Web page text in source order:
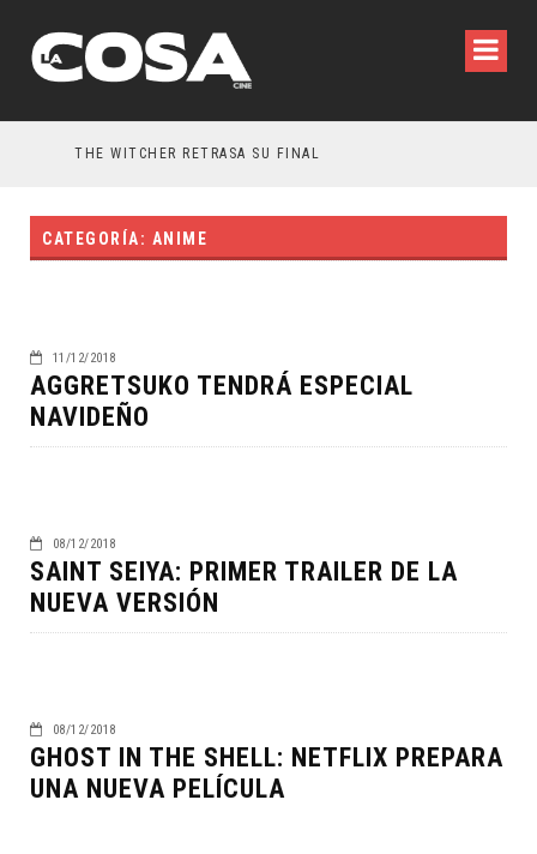
THE WITCHER RETRASA SU FINAL
CATEGORÍA: ANIME
11/12/2018
AGGRETSUKO TENDRÁ ESPECIAL
NAVIDEÑO
08/12/2018
SAINT SEIYA: PRIMER TRAILER DE LA
NUEVA VERSIÓN
08/12/2018
GHOST IN THE SHELL: NETFLIX PREPARA
UNA NUEVA PELÍCULA